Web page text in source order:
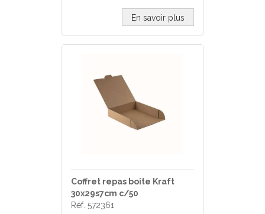
En savoir plus
Coffret repas boite Kraft
30x29s7cm c/50
Réf. 572361